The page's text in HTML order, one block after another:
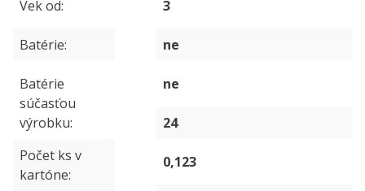
Vek od 3
Batérie ne
Batérie
súčasťou
výrobku
ne
Počet ks v
kartóne
24
0,123